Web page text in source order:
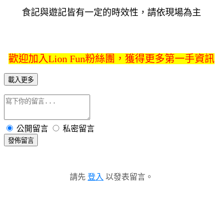
食記與遊記皆有一定的時效性，請依現場為主
歡迎加入Lion Fun粉絲團，獲得更多第一手資訊
載入更多
公開留言 私密留言
發佈留言
請先 登入 以發表留言。